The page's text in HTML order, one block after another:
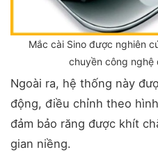
Mắc cài Sino được nghiên
chuyền công nghệ
Ngoài ra, hệ thống này
động, điều chỉnh theo
đảm bảo răng được khít
gian niềng.